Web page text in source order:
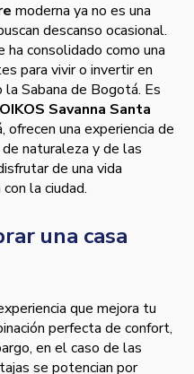
moderna ya no es una
descanso ocasional.
consolidado como una
para vivir o invertir en
Sabana de Bogotá. Es
OIKOS Savanna Santa
ofrecen una experiencia de
naturaleza y de las
de una vida
la ciudad.
una casa
que mejora tu
perfecta de confort,
en el caso de las
se potencian por